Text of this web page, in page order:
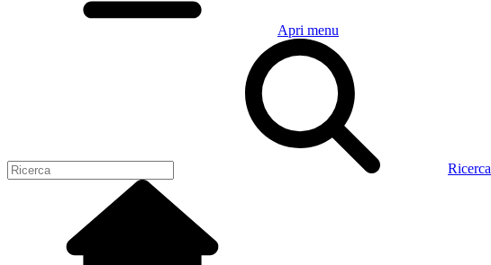
Apri menu
Ricerca